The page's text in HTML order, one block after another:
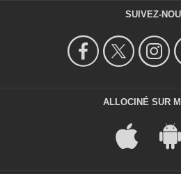
SUIVEZ-
ALLOCINÉ SUR